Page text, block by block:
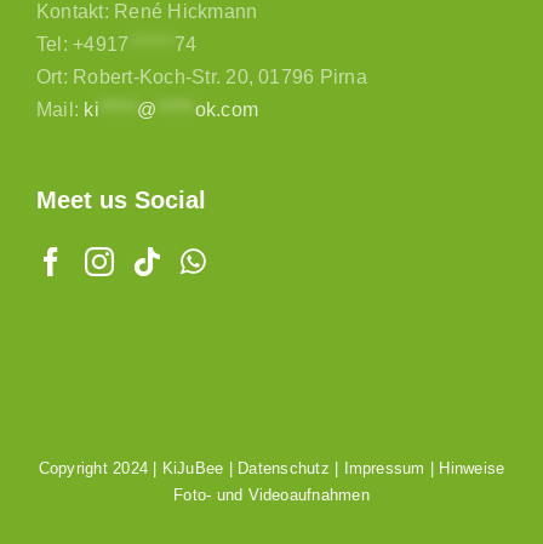
Kontakt: René Hickmann
Tel:+4917
74
Ort: Robert-Koch-Str. 20, 01796 Pirna
Mail: ki @ ok.com
Meet us Social
Copyright 2024 | KiJuBee Datenschutz Impressum
Hinweise
Foto- und Videoaufnahmen